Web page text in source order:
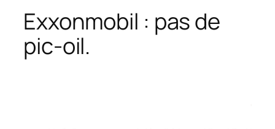
Exxonmobil : pas de
pic-oil.